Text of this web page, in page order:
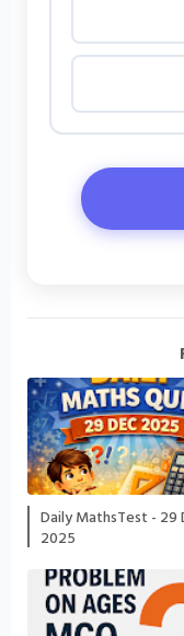
Daily MathsTest - 29
2025